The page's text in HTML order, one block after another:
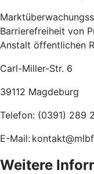
Barrierefreiheit von
Anstalt öffentlichen
Carl-Miller-Str. 6
39112 Magdeburg
Telefon: (0391) 289
E-Mail:
Weitere